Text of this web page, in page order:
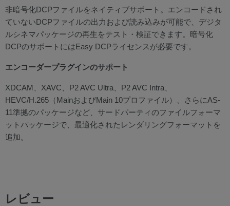
非暗号化DCPファイルをネイティブサポート。エンコードされ
ていないDCPファイルの出力および読み込みが可能で、デジタ
ルシネマパッケージの再生をテスト・検証できます。暗号化
DCPのサポートにはEasy DCPライセンスが必要です。
エンコーダープラグインのサポート
XDCAM、XAVC、P2 AVC Ultra、P2 AVC Intra、
HEVC/H.265（MainおよびMain 10プロファイル）、さらにAS-
11準拠のパッケージなど、サードパーティのファイルフォーマ
ットパッケージで、最適化されたレンダリングフォーマットを
追加。
レビュー